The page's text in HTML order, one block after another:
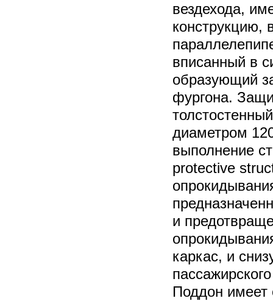
вездехода,
конструкцию,
вписанный в
образующий
фургона.
диаметром
выполнение
protective
и
каркас, и
Поддон имеет